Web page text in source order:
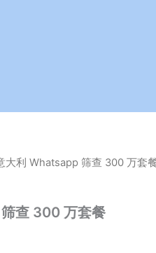
大利 Whatsapp 筛查 300 万套
查 300 万套餐